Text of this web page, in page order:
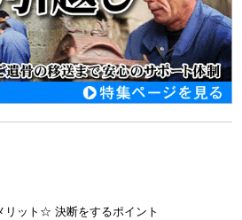
リット☆ 決断をするポイント